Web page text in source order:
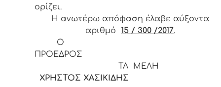
ορίζει.
Η ανωτέρω απόφαση έλαβε αύξοντα
αριθμό 15 / 300 /2017.
Ο
ΤΑ ΜΕΛΗ
ΧΡΗΣΤΟΣ ΧΑΣΙΚΙΔΗΣ